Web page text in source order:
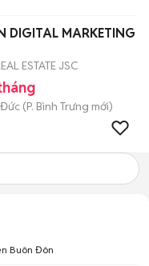
DIGITAL MARKETING
ESTATE JSC
(P. Bình Trưng mới)
Buôn Đôn